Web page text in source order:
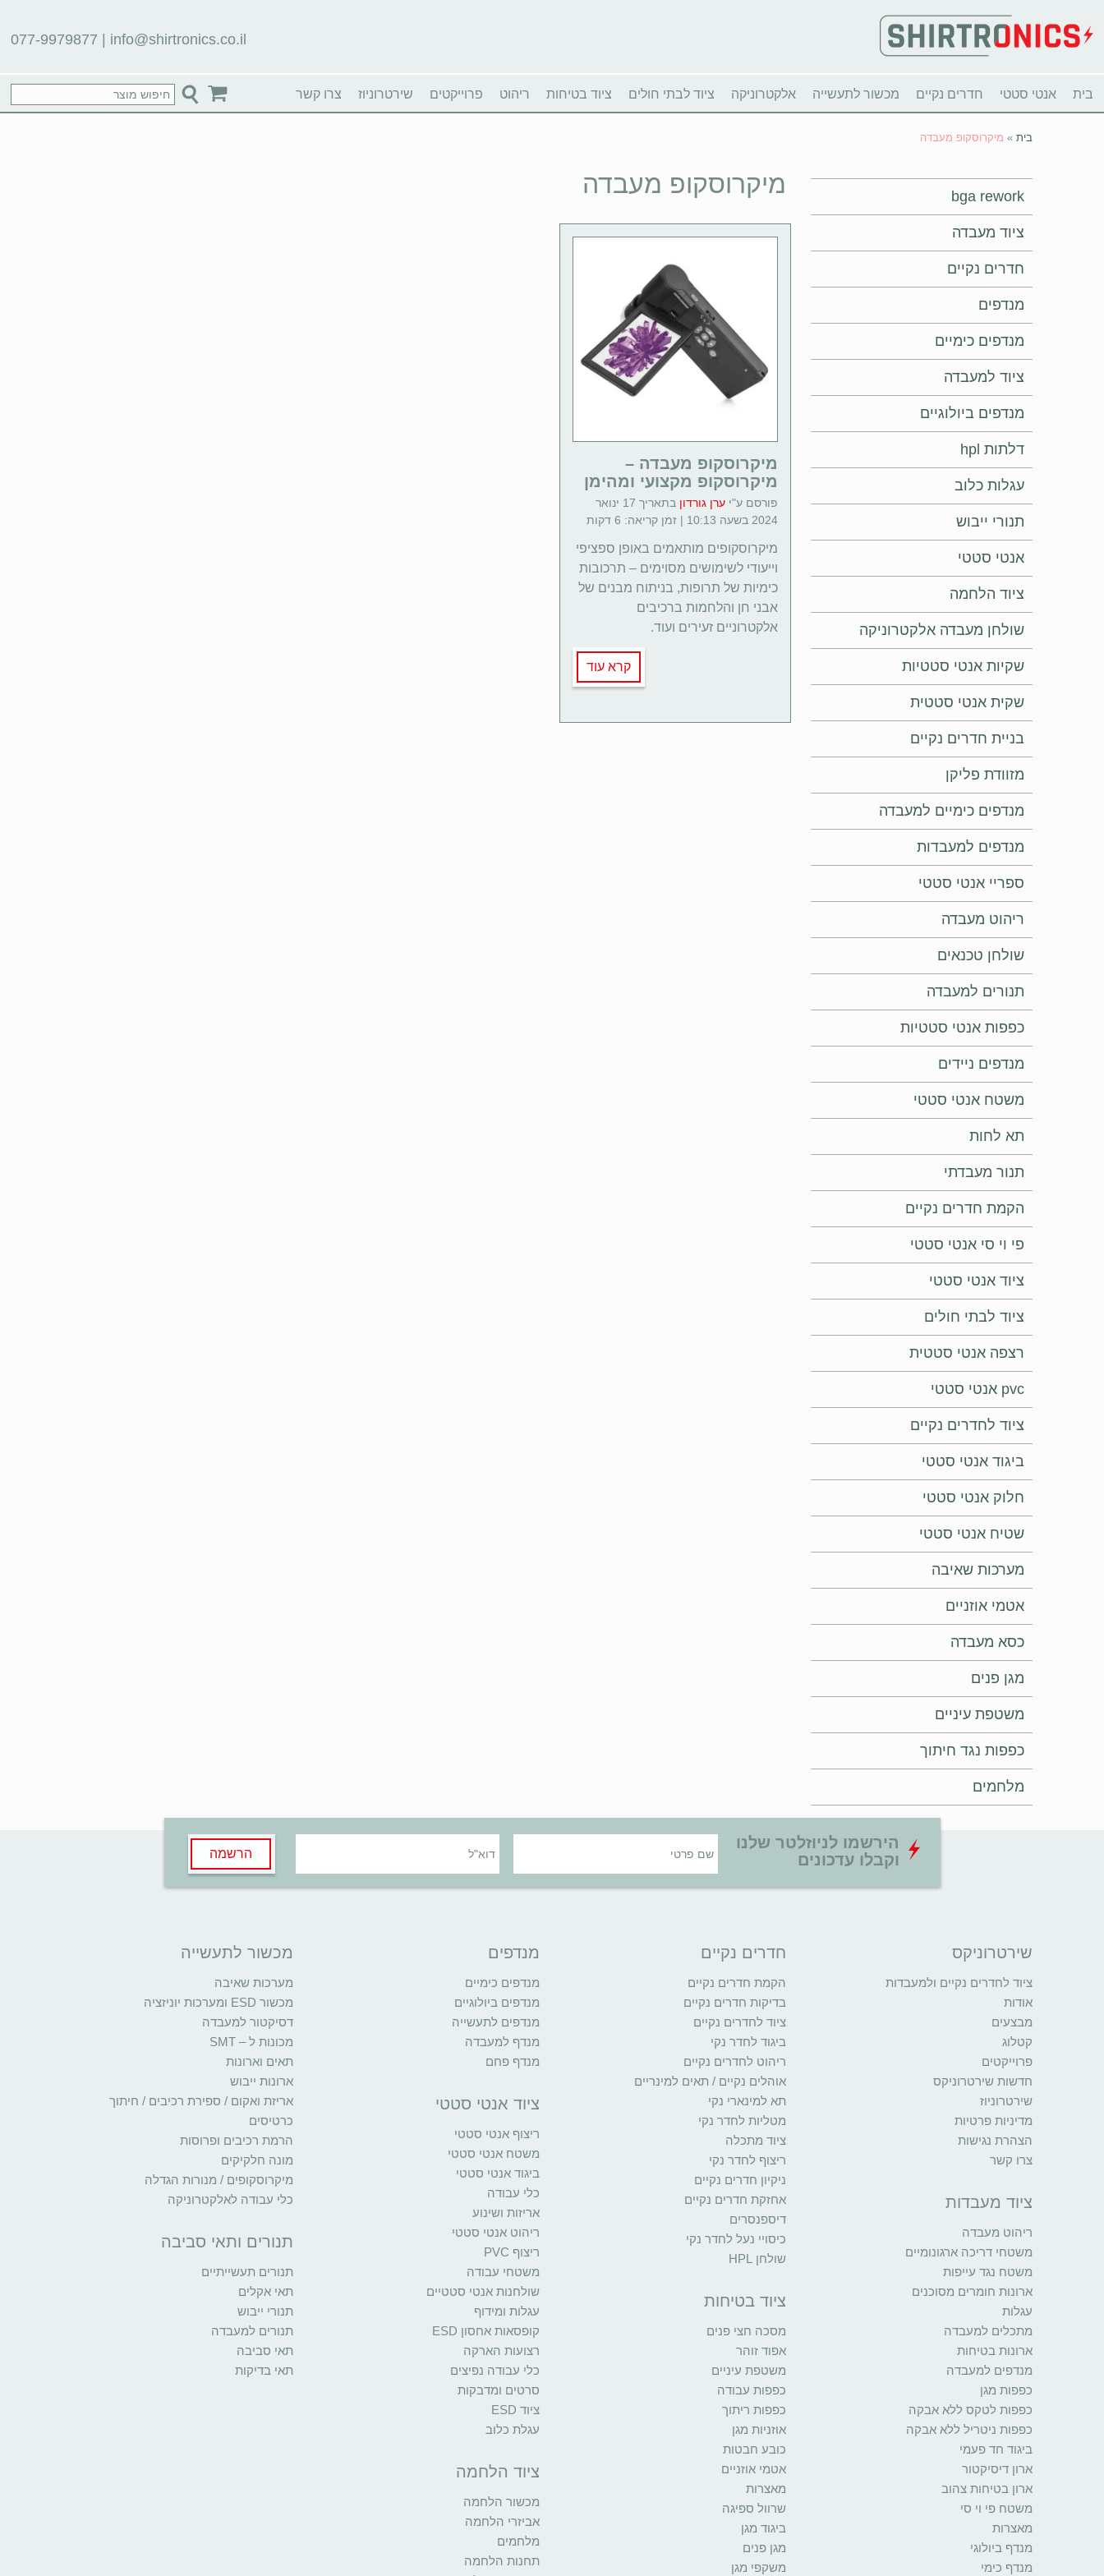
077-9979877 info@shirtronics.co.il
בית אנטי סטטי חדרים נקיים מכשור לתעשייה אלקטרוניקה ציוד לבתי חולים ציוד בטיחות ריהוט פרוייקטים שירטרוניוז צרו קשר
בית » מיקרוסקופ מעבדה
bga rework
ציוד מעבדה
חדרים נקיים
מנדפים
מנדפים כימיים
ציוד למעבדה
מנדפים ביולוגיים
דלתות hpl
עגלות כלוב
תנורי ייבוש
אנטי סטטי
ציוד הלחמה
שולחן מעבדה אלקטרוניקה
שקיות אנטי סטטיות
שקית אנטי סטטית
בניית חדרים נקיים
מזוודת פליקן
מנדפים כימיים למעבדה
מנדפים למעבדות
ספריי אנטי סטטי
ריהוט מעבדה
שולחן טכנאים
תנורים למעבדה
כפפות אנטי סטטיות
מנדפים ניידים
משטח אנטי סטטי
תא לחות
תנור מעבדתי
הקמת חדרים נקיים
פי וי סי אנטי סטטי
ציוד אנטי סטטי
ציוד לבתי חולים
רצפה אנטי סטטית
pvc אנטי סטטי
ציוד לחדרים נקיים
ביגוד אנטי סטטי
חלוק אנטי סטטי
שטיח אנטי סטטי
מערכות שאיבה
אטמי אוזניים
כסא מעבדה
מגן פנים
משטפת עיניים
כפפות נגד חיתוך
מלחמים
מיקרוסקופ מעבדה
מיקרוסקופ מעבדה –
מיקרוסקופ מקצועי ומהימן
פורסם ע"י ערן גורדון
בתאריך 17 ינואר
2024 בשעה 10:13 | זמן קריאה: 6 דקות
מיקרוסקופים מותאמים באופן ספציפי
וייעודי לשימושים מסוימים – תרכובות
כימיות של תרופות, בניתוח מבנים של
אבני חן והלחמות ברכיבים
אלקטרוניים זעירים ועוד.
קרא עוד
הירשמו לניוזלטר שלנו
וקבלו עדכונים
הרשמה
שירטרוניקס
ציוד לחדרים נקיים ולמעבדות
אודות
מבצעים
קטלוג
פרוייקטים
חדשות שירטרוניקס
שירטרוניוז
מדיניות פרטיות
הצהרת נגישות
צרו קשר
ציוד מעבדות
ריהוט מעבדה
משטחי דריכה ארגונומיים
משטח נגד עייפות
ארונות חומרים מסוכנים
עגלות
מתכלים למעבדה
ארונות בטיחות
מנדפים למעבדה
כפפות מגן
כפפות לטקס ללא אבקה
כפפות ניטריל ללא אבקה
ביגוד חד פעמי
ארון דיסיקטור
ארון בטיחות צהוב
משטח פי וי סי
מאצרות
מנדף ביולוגי
מנדף כימי
חדרים נקיים
הקמת חדרים נקיים
בדיקות חדרים נקיים
ציוד לחדרים נקיים
ביגוד לחדר נקי
ריהוט לחדרים נקיים
אוהלים נקיים / תאים למינריים
תא למינארי נקי
מטליות לחדר נקי
ציוד מתכלה
ריצוף לחדר נקי
ניקיון חדרים נקיים
אחזקת חדרים נקיים
דיספנסרים
כיסויי נעל לחדר נקי
שולחן HPL
ציוד בטיחות
מסכה חצי פנים
אפוד זוהר
משטפת עיניים
כפפות עבודה
כפפות ריתוך
אוזניות מגן
כובע חבטות
אטמי אוזניים
מאצרות
שרוול ספיגה
ביגוד מגן
מגן פנים
משקפי מגן
מנדפים
מנדפים כימיים
מנדפים ביולוגיים
מנדפים לתעשייה
מנדף למעבדה
מנדף פחם
ציוד אנטי סטטי
ריצוף אנטי סטטי
משטח אנטי סטטי
ביגוד אנטי סטטי
כלי עבודה
אריזות ושינוע
ריהוט אנטי סטטי
ריצוף PVC
משטחי עבודה
שולחנות אנטי סטטיים
עגלות ומידוף
קופסאות אחסון ESD
רצועות הארקה
כלי עבודה נפיצים
סרטים ומדבקות
ציוד ESD
עגלת כלוב
ציוד הלחמה
מכשור הלחמה
אביזרי הלחמה
מלחמים
תחנות הלחמה
מכשור לתעשייה
מערכות שאיבה
מכשור ESD ומערכות יוניזציה
דסיקטור למעבדה
מכונות ל – SMT
תאים וארונות
ארונות ייבוש
אריזת ואקום / ספירת רכיבים / חיתוך
כרטיסים
הרמת רכיבים ופרוסות
מונה חלקיקים
מיקרוסקופים / מנורות הגדלה
כלי עבודה לאלקטרוניקה
תנורים ותאי סביבה
תנורים תעשייתיים
תאי אקלים
תנורי ייבוש
תנורים למעבדה
תאי סביבה
תאי בדיקות